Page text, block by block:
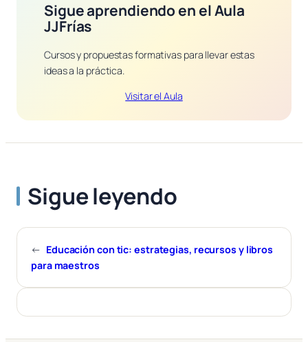
Sigue aprendiendo en el Aula
JJFrías
Cursos y propuestas formativas para llevar estas
ideas a la práctica.
Visitar el Aula
Sigue leyendo
← Educación con tic: estrategias, recursos y libros
para maestros